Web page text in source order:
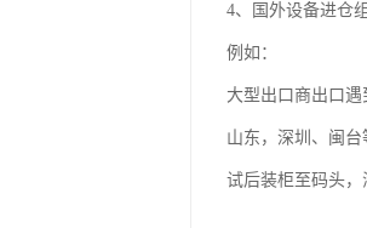
4、国外设备进仓
例如：
大型出口商出口
山东，深圳、闽
试后装柜至码头